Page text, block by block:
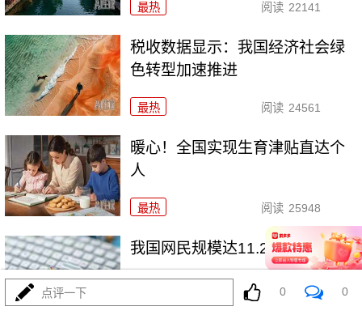
最热 阅读 22141
税收数据显示：我国经济社会绿
色转型加速推进
最热 阅读 24561
暖心！全国实现生育津贴直达个
人
最热 阅读 25948
我国网民规模达11.25亿人
最热
点评一下 0 0